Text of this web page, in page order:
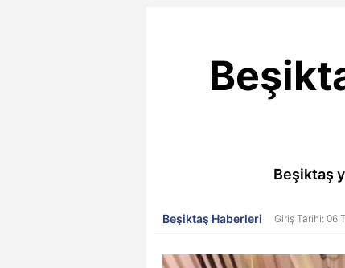
Beşiktaş
Beşiktaş Haberleri Giriş Tarihi: 06